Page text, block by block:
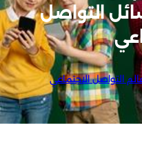
التواصل
التواصل الاجتماعي